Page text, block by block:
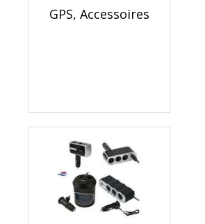
GPS, Accessoires